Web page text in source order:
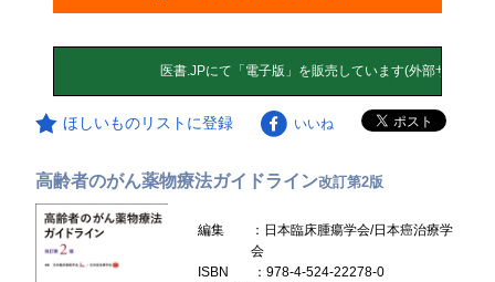
ほしいものリストに登録 いいね
高齢者のがん薬物療法ガイドライン改訂第2版
編集
：日本臨床腫瘍学会/日本癌治療学
会
ISBN
：978-4-524-22278-0